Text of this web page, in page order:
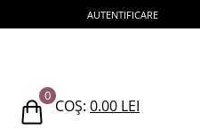
AUTENTIFICARE
0
COȘ: 0.00 LEI